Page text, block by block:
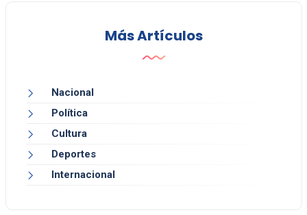
Más Artículos
Nacional
Política
Cultura
Deportes
Internacional